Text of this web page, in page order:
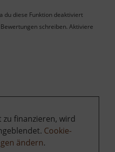
du diese Funktion deaktiviert
schreiben. Aktiviere
zu finanzieren, wird
Cookie-
ändern.